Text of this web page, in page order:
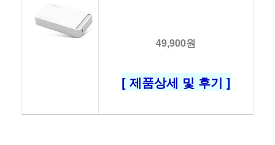
49,900원
[ 제품상세 및 후기 ]